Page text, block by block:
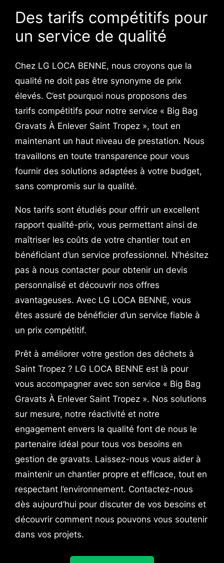
Des tarifs compétitifs pour
un service de qualité
Chez LG LOCA BENNE, nous croyons que la
qualité ne doit pas être synonyme de prix
élevés. C’est pourquoi nous proposons des
tarifs compétitifs pour notre service « Big Bag
Gravats À Enlever Saint Tropez », tout en
maintenant un haut niveau de prestation. Nous
travaillons en toute transparence pour vous
fournir des solutions adaptées à votre budget,
sans compromis sur la qualité.
Nos tarifs sont étudiés pour offrir un excellent
rapport qualité-prix, vous permettant ainsi de
maîtriser les coûts de votre chantier tout en
bénéficiant d’un service professionnel. N’hésitez
pas à nous contacter pour obtenir un devis
personnalisé et découvrir nos offres
avantageuses. Avec LG LOCA BENNE, vous
êtes assuré de bénéficier d’un service fiable à
un prix compétitif.
Prêt à améliorer votre gestion des déchets à
Saint Tropez ? LG LOCA BENNE est là pour
vous accompagner avec son service « Big Bag
Gravats À Enlever Saint Tropez ». Nos solutions
sur mesure, notre réactivité et notre
engagement envers la qualité font de nous le
partenaire idéal pour tous vos besoins en
gestion de gravats. Laissez-nous vous aider à
maintenir un chantier propre et efficace, tout en
respectant l’environnement. Contactez-nous
dès aujourd’hui pour discuter de vos besoins et
découvrir comment nous pouvons vous soutenir
dans vos projets.